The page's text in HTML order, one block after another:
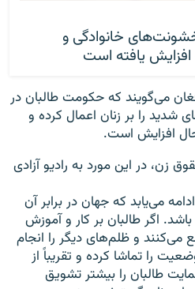
خانوادگی و
یافته است
می‌گویند که حکومت طالبان در
را بر زنان اعمال کرده و
افزایش است.
زن، در این مورد به رادیو آزادی
می‌یابد که جهان در برابر آن
اگر طالبان بر کار و آموزش
و ظلم‌های دیگر را انجام
را تماشا کرده و تقریباً از
طالبان را بیشتر تشویق